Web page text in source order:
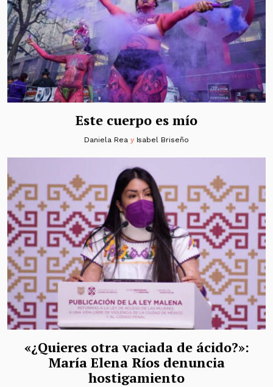
Este cuerpo es mío
Daniela Rea y Isabel Briseño
«¿Quieres otra vaciada de ácido?»:
María Elena Ríos denuncia
hostigamiento